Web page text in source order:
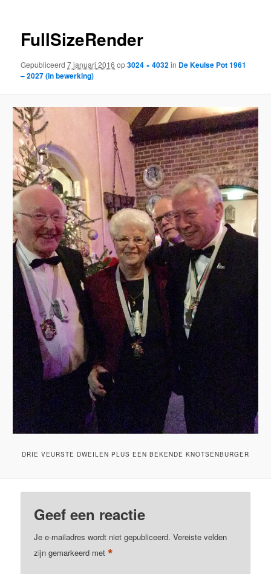
FullSizeRender
Gepubliceerd7 januari 2016 op3024 × 4032in De Keulse Pot 1961
– 2027 (in bewerking)
DRIE VEURSTE DWEILEN PLUS EEN BEKENDE KNOTSENBURGER
Geef een reactie
Je e-mailadres wordt niet gepubliceerd. Vereiste velden
zijn gemarkeerd met*